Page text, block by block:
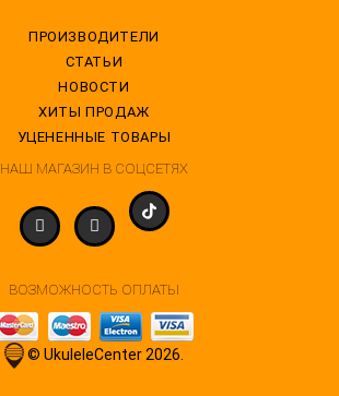
ПРОИЗВОДИТЕЛИ
СТАТЬИ
НОВОСТИ
ХИТЫ ПРОДАЖ
УЦЕНЕННЫЕ ТОВАРЫ
НАШ МАГАЗИН В СОЦСЕТЯХ
ВОЗМОЖНОСТЬ ОПЛАТЫ
© UkuleleCenter 2026.